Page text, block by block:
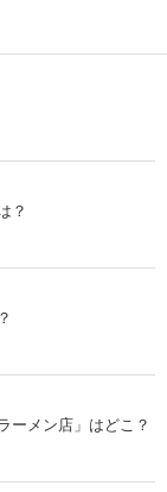
？
ーメン店」はどこ？